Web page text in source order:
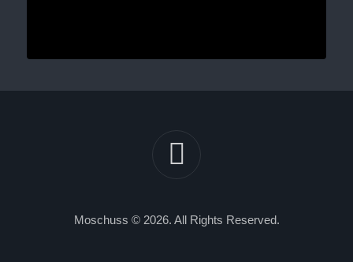
Moschuss © 2026. All Rights Reserved.